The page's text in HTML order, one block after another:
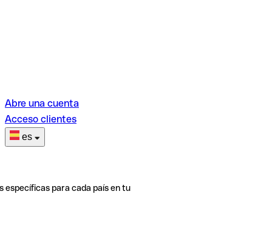
Abre una cuenta
Acceso clientes
es
específicas para cada país en tu